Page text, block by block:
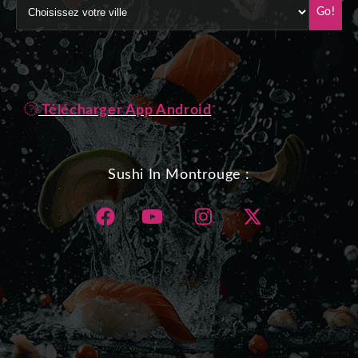
Go!
Télécharger App Android
Sushi In Montrouge :